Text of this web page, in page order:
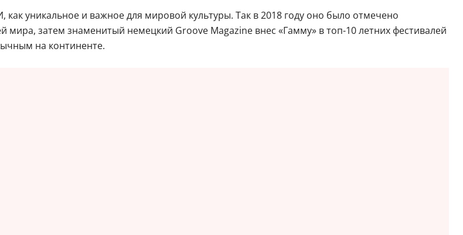
уникальное и важное для мировой культуры. Так в 2018 году оно было отмечено
мира, затем знаменитый немецкий Groove Magazine внес «Гамму» в топ-10 летних фестивалей
на континенте.